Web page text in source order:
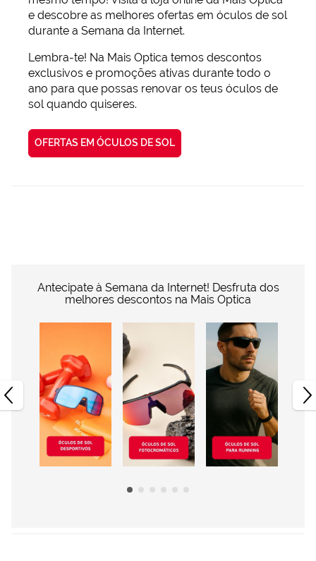
e descobre as melhores ofertas em óculos de sol
durante a Semana da Internet.
Lembra-te! Na Mais Optica temos descontos
exclusivos e promoções ativas durante todo o
ano para que possas renovar os teus óculos de
sol quando quiseres.
OFERTAS EM ÓCULOS DE SOL
Antecipate à Semana da Internet! Desfruta dos
melhores descontos na Mais Optica